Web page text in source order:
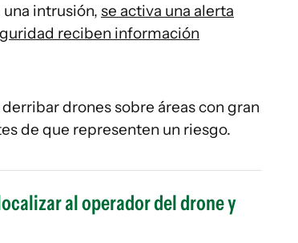
intrusión, se activa una alerta
reciben información
derribar drones sobre áreas con gran
de que representen un riesgo.
al operador del drone y